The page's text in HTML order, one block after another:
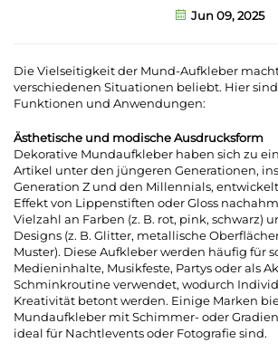
Jun 09, 2025
Die Vielseitigkeit der Mund-Aufkleber
verschiedenen Situationen beliebt. Hier
Funktionen und Anwendungen:
Ästhetische und modische Ausdrucksform
Dekorative Mundaufkleber haben sich zu
Artikel unter den jüngeren Generationen,
Generation Z und den Millennials,
Effekt von Lippenstiften oder Gloss
Vielzahl an Farben (z. B. rot, pink, schwarz)
Designs (z. B. Glitter, metallische
Muster). Diese Aufkleber werden häufig für
Medieninhalte, Musikfeste, Partys oder als
Schminkroutine verwendet, wodurch
Kreativität betont werden. Einige Marken
Mundaufkleber mit Schimmer- oder
ideal für Nachtlevents oder Fotografie sind.